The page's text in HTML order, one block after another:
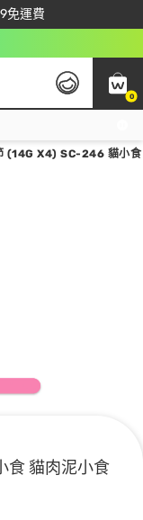
免運費
家優惠即減$50
0
(14G X4) SC-246 貓小食
食 貓肉泥小食